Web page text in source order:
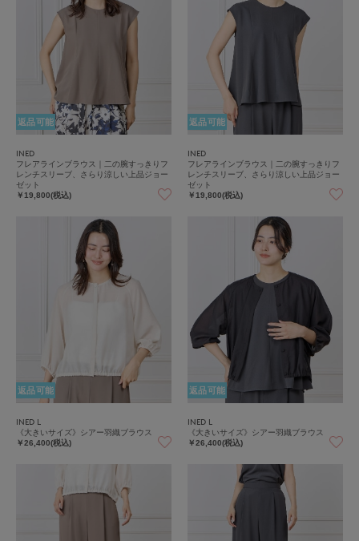
返品可能
INED
フレアラインブラウス｜二の腕すっきりフ
レンチスリーブ、さらり涼しい上品ジョー
ゼット
￥19,800(税込)
返品可能
INED
フレアラインブラウス｜二の腕すっきりフ
レンチスリーブ、さらり涼しい上品ジョー
ゼット
￥19,800(税込)
返品可能
INED L
《大きいサイズ》シアー羽織ブラウス
￥26,400(税込)
返品可能
INED L
《大きいサイズ》シアー羽織ブラウス
￥26,400(税込)